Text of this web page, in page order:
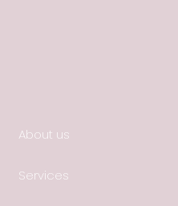
About us
Services